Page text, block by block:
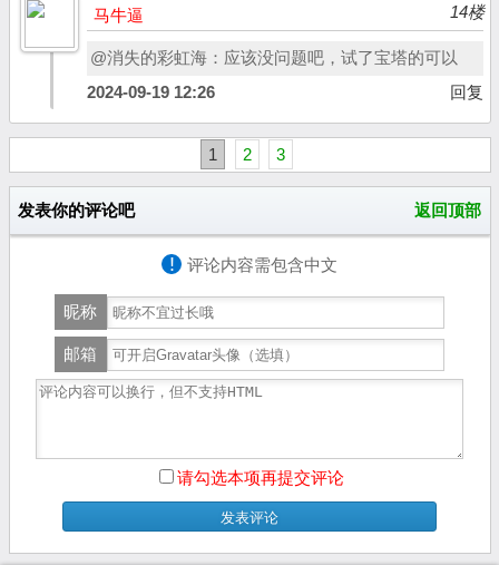
马牛逼 14楼
@消失的彩虹海：应该没问题吧，试了宝塔的可以
2024-09-19 12:26
回复
1 2 3
发表你的评论吧 返回顶部
! 评论内容需包含中文
昵称
邮箱
请勾选本项再提交评论